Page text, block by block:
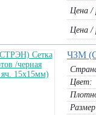
Цена /
Цена /
ЧЗМ
Цвет: